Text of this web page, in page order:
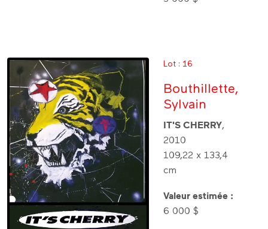
Lot : 16
Bouthillette,
Sylvain
IT'S CHERRY,
2010
109,22 x 133,4
cm
Valeur estimée :
6 000 $